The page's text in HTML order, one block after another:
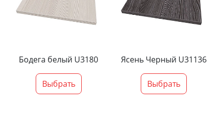
Бодега белый U3180
Выбрать
Ясень Черный U31136
Выбрать